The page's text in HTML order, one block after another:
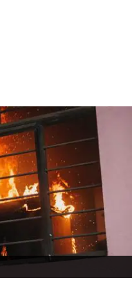
फटा, दहशत के
स्कूल में बुधवार सुबह
इस धमाके से आग लग
शुक्र है कि सभी
किसी को कोई चोट